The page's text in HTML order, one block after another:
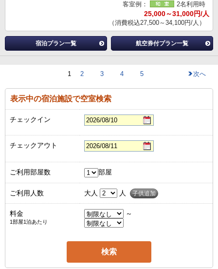
客室例：
2名利用時
25,000～31,000円/人
（消費税込27,500～34,100円/人）
宿泊プラン一覧 航空券付プラン一覧
1 2 3 4 5 次へ
表示中の宿泊施設で空室検索
チェックイン
チェックアウト
ご利用部屋数 部屋
ご利用人数 大人 人 子供追加
料金
1部屋1泊あたり
～